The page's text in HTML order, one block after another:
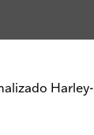
Harley-